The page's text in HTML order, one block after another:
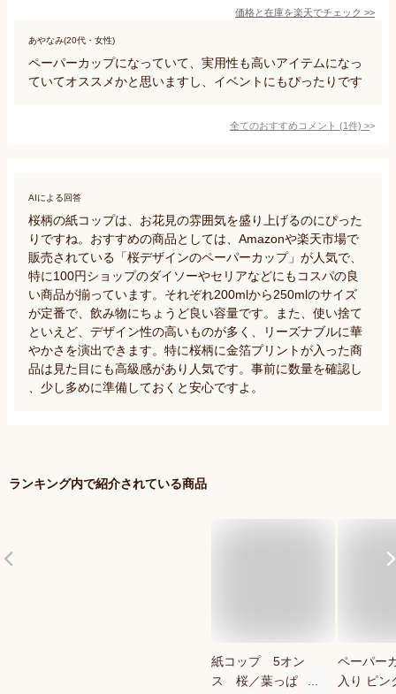
価格と在庫を楽天でチェック >>
あやなみ(20代・女性)
ペーパーカップになっていて、実用性も高いアイテムになっ
ていてオススメかと思いますし、イベントにもぴったりです
全てのおすすめコメント (1件) >
AIによる回答
桜柄の紙コップは、お花見の雰囲気を盛り上げるのにぴった
りですね。おすすめの商品としては、Amazonや楽天市場で
販売されている「桜デザインのペーパーカップ」が人気で、
特に100円ショップのダイソーやセリアなどにもコスパの良
い商品が揃っています。それぞれ200mlから250mlのサイズ
が定番で、飲み物にちょうど良い容量です。また、使い捨て
といえど、デザイン性の高いものが多く、リーズナブルに華
やかさを演出できます。特に桜柄に金箔プリントが入った商
品は見た目にも高級感があり人気です。事前に数量を確認し
、少し多めに準備しておくと安心ですよ。
ランキング内で紹介されている商品
紙コップ 5オン
ス 桜／葉っぱ 2
ペーパー
入り ピン